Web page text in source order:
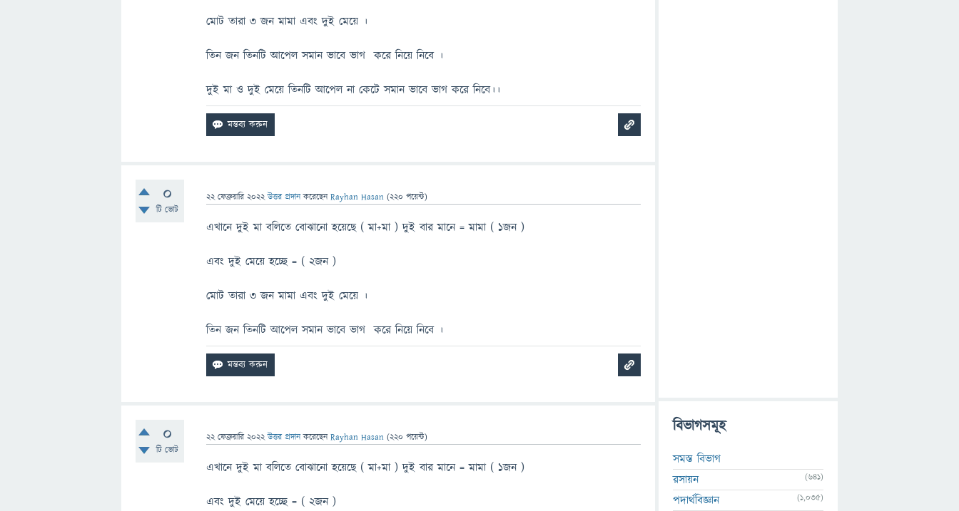
মোট তারা ৩ জন মামা এবং দুই মেয়ে ।
তিন জন তিনটি আপেল সমান ভাবে ভাগ করে নিয়ে নিবে ।
দুই মা ও দুই মেয়ে তিনটি আপেল না কেটে সমান ভাবে ভাগ করে নিবে।।
0
টি ভোট
22 ফেব্রুয়ারি 2022 উত্তর প্রদান করেছেনRayhan Hasan (220 পয়েন্ট)
এখানে দুই মা বলিতে বোঝানো হয়েছে ( মা+মা ) দুই বার মানে = মামা ( ১জন )
এবং দুই মেয়ে হচ্ছে = ( ২জন )
মোট তারা ৩ জন মামা এবং দুই মেয়ে ।
তিন জন তিনটি আপেল সমান ভাবে ভাগ করে নিয়ে নিবে ।
0
টি ভোট
22 ফেব্রুয়ারি 2022 উত্তর প্রদান করেছেনRayhan Hasan (220 পয়েন্ট)
এখানে দুই মা বলিতে বোঝানো হয়েছে ( মা+মা ) দুই বার মানে = মামা ( ১জন )
এবং দুই মেয়ে হচ্ছে = ( ২জন )
বিভাগসমূহ
সমস্ত বিভাগ
রসায়ন
(641)
পদার্থবিজ্ঞান (1,035)